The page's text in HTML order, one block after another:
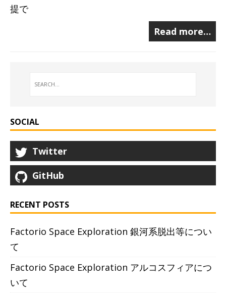
提で
Read more…
SOCIAL
Twitter
GitHub
RECENT POSTS
Factorio Space Exploration 銀河系脱出等につい
て
Factorio Space Exploration アルコスフィアにつ
いて